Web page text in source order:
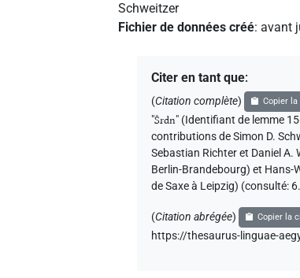
Schweitzer
Fichier de données créé:avant
Citer en tant que:
(Citation complète) Copier
"Šrdn" (Identifiant de lemme
contributions de Simon D.
Sebastian Richter et Daniel A.
Berlin-Brandebourg) et Hans-
de Saxe à Leipzig) (consulté:
(Citation abrégée) Copier la
https://thesaurus-linguae-